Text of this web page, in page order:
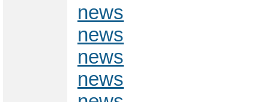
news
news
news
news